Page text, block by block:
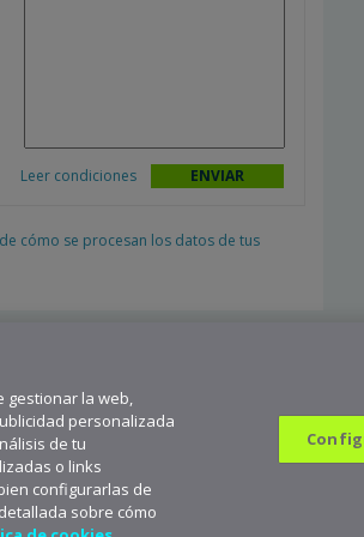
Leer condiciones
cómo se procesan los datos de tus
mantenerte a la última
gestionar la web,
personalizada
de tu
o links
configurarlas de
sobre cómo